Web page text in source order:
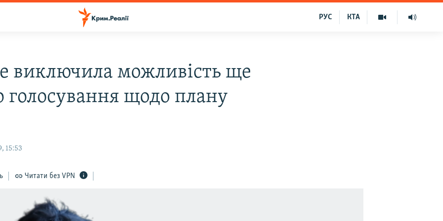
КТА
РУС
виключила можливість ще
голосування щодо плану
15:53
Читати без VPN